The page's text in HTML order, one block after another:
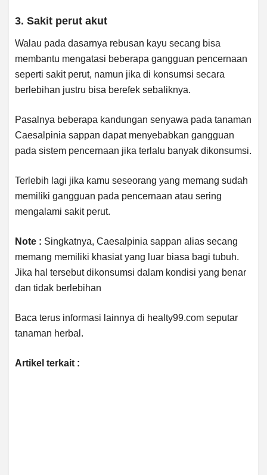
3. Sakit perut akut
Walau pada dasarnya rebusan kayu secang bisa
membantu mengatasi beberapa gangguan pencernaan
seperti sakit perut, namun jika di konsumsi secara
berlebihan justru bisa berefek sebaliknya.
Pasalnya beberapa kandungan senyawa pada tanaman
Caesalpinia sappan dapat menyebabkan gangguan
pada sistem pencernaan jika terlalu banyak dikonsumsi.
Terlebih lagi jika kamu seseorang yang memang sudah
memiliki gangguan pada pencernaan atau sering
mengalami sakit perut.
Note : Singkatnya, Caesalpinia sappan alias secang
memang memiliki khasiat yang luar biasa bagi tubuh.
Jika hal tersebut dikonsumsi dalam kondisi yang benar
dan tidak berlebihan
Baca terus informasi lainnya di healty99.com seputar
tanaman herbal.
Artikel terkait :